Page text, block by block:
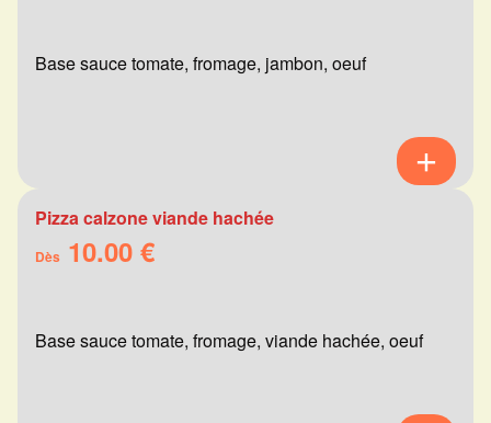
Base sauce tomate, fromage, jambon, oeuf
Pizza calzone viande hachée
Dès 10.00 €
Base sauce tomate, fromage, viande hachée, oeuf